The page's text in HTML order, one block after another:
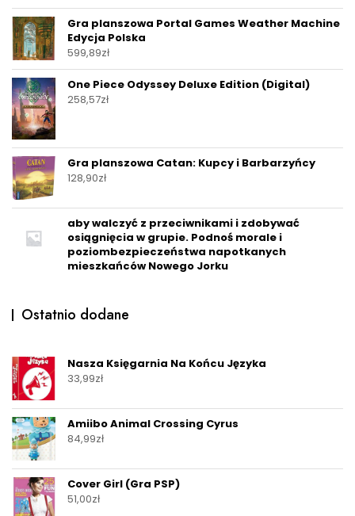
Gra planszowa Portal Games Weather Machine
Edycja Polska
599,89zł
One Piece Odyssey Deluxe Edition (Digital)
258,57zł
Gra planszowa Catan: Kupcy i Barbarzyńcy
128,90zł
aby walczyć z przeciwnikami i zdobywać
osiągnięcia w grupie. Podnoś morale i
poziombezpieczeństwa napotkanych
mieszkańców Nowego Jorku
Ostatnio dodane
Nasza Księgarnia Na Końcu Języka
33,99zł
Amiibo Animal Crossing Cyrus
84,99zł
Cover Girl (Gra PSP)
51,00zł